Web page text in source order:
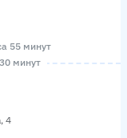
55 минут
минут
4